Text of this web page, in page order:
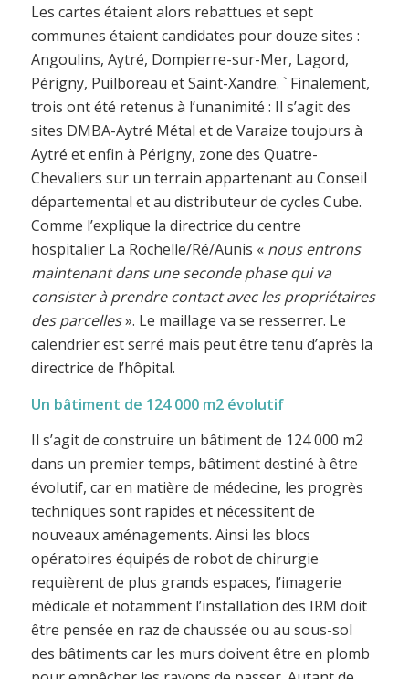
Les cartes étaient alors rebattues et sept
communes étaient candidates pour douze sites :
Angoulins, Aytré, Dompierre-sur-Mer, Lagord,
Périgny, Puilboreau et Saint-Xandre. ` Finalement,
trois ont été retenus à l’unanimité : Il s’agit des
sites DMBA-Aytré Métal et de Varaize toujours à
Aytré et enfin à Périgny, zone des Quatre-
Chevaliers sur un terrain appartenant au Conseil
départemental et au distributeur de cycles Cube.
Comme l’explique la directrice du centre
hospitalier La Rochelle/Ré/Aunis «nous entrons
maintenant dans une seconde phase qui va
consister à prendre contact avec les propriétaires
des parcelles». Le maillage va se resserrer. Le
calendrier est serré mais peut être tenu d’après la
directrice de l’hôpital.
Un bâtiment de 124 000 m2 évolutif
Il s’agit de construire un bâtiment de 124 000 m2
dans un premier temps, bâtiment destiné à être
évolutif, car en matière de médecine, les progrès
techniques sont rapides et nécessitent de
nouveaux aménagements. Ainsi les blocs
opératoires équipés de robot de chirurgie
requièrent de plus grands espaces, l’imagerie
médicale et notamment l’installation des IRM doit
être pensée en raz de chaussée ou au sous-sol
des bâtiments car les murs doivent être en plomb